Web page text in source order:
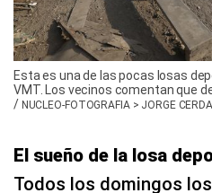
Esta es una de las pocas losas
VMT. Los vecinos comentan que
/ NUCLEO-FOTOGRAFIA > JORGE
El sueño de la losa
Todos los domingos